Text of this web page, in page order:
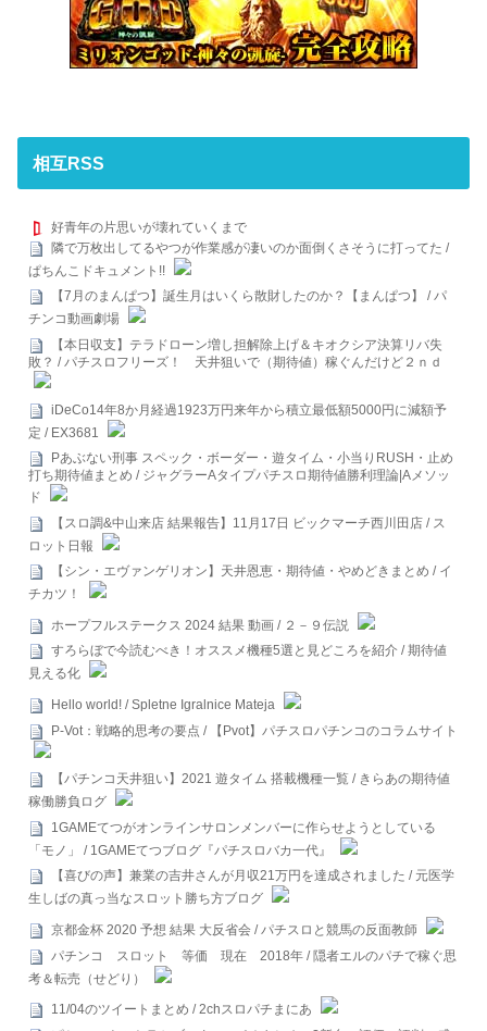
相互RSS
好青年の片思いが壊れていくまで
隣で万枚出してるやつが作業感が凄いのか面倒くさそうに打ってた /
ぱちんこドキュメント!!
【7月のまんぱつ】誕生月はいくら散財したのか？【まんぱつ】 / パ
チンコ動画劇場
【本日収支】テラドローン増し担解除上げ＆キオクシア決算リバ失
敗？ / パチスロフリーズ！ 天井狙いで（期待値）稼ぐんだけど２ｎｄ
iDeCo14年8か月経過1923万円来年から積立最低額5000円に減額予
定 / EX3681
Pあぶない刑事 スペック・ボーダー・遊タイム・小当りRUSH・止め
打ち期待値まとめ / ジャグラーAタイプパチスロ期待値勝利理論|Aメソッ
ド
【スロ調&中山来店 結果報告】11月17日 ビックマーチ西川田店 / ス
ロット日報
【シン・エヴァンゲリオン】天井恩恵・期待値・やめどきまとめ / イ
チカツ！
ホープフルステークス 2024 結果 動画 / ２－９伝説
すろらぼで今読むべき！オススメ機種5選と見どころを紹介 / 期待値
見える化
Hello world! / Spletne Igralnice Mateja
P-Vot：戦略的思考の要点 / 【Pvot】パチスロパチンコのコラムサイト
【パチンコ天井狙い】2021 遊タイム 搭載機種一覧 / きらあの期待値
稼働勝負ログ
1GAMEてつがオンラインサロンメンバーに作らせようとしている
「モノ」 / 1GAMEてつブログ『パチスロバカ一代』
【喜びの声】兼業の吉井さんが月収21万円を達成されました / 元医学
生しばの真っ当なスロット勝ち方ブログ
京都金杯 2020 予想 結果 大反省会 / パチスロと競馬の反面教師
パチンコ スロット 等価 現在 2018年 / 隠者エルのパチで稼ぐ思
考＆転売（せどり）
11/04のツイートまとめ / 2chスロパチまにあ